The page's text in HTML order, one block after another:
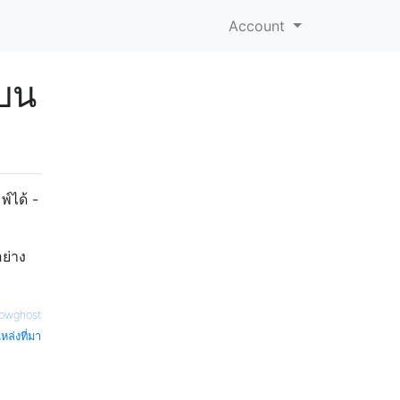
Account
น
ได้ -
าง
pwghost
ล่งที่มา